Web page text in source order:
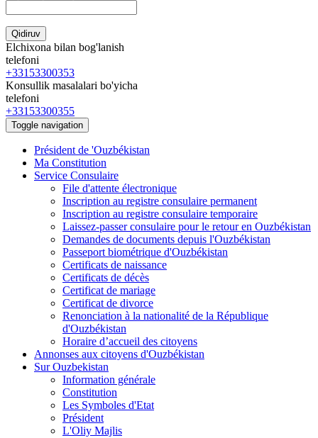
Qidiruv
Elchixona bilan bog'lanish
telefoni
+33153300353
Konsullik masalalari bo'yicha
telefoni
+33153300355
Toggle navigation
Président de 'Ouzbékistan
Ma Constitution
Service Consulaire
File d'attente électronique
Inscription au registre consulaire permanent
Inscription au registre consulaire temporaire
Laissez-passer consulaire pour le retour en Ouzbékistan
Demandes de documents depuis l'Ouzbékistan
Passeport biométrique d'Ouzbékistan
Certificats de naissance
Certificats de décès
Certificat de mariage
Certificat de divorce
Renonciation à la nationalité de la République
d'Ouzbékistan
Horaire d’accueil des citoyens
Annonses aux citoyens d'Ouzbékistan
Sur Ouzbekistan
Information générale
Constitution
Les Symboles d'Etat
Président
L'Oliy Majlis